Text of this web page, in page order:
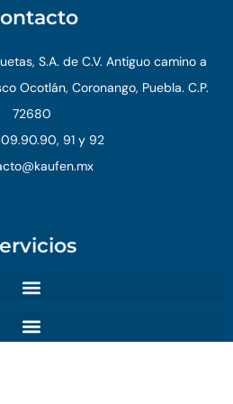
S.A. de C.V. Antiguo camino a
Ocotlán, Coronango, Puebla. C.P.
72680
91 y 92